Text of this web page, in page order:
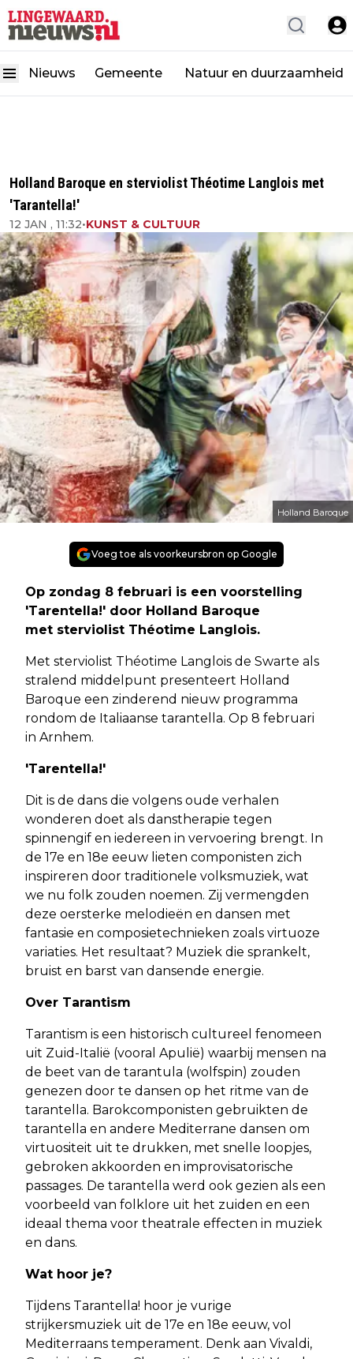
Nieuws Gemeente Natuur en duurzaamheid
Holland Baroque en sterviolist Théotime Langlois met
'Tarantella!'
12 JAN , 11:32•KUNST & CULTUUR
Holland Baroque
Voeg toe als voorkeursbron op Google
Op zondag 8 februari is een voorstelling
'Tarentella!' door Holland Baroque
met sterviolist Théotime Langlois.
Met sterviolist Théotime Langlois de Swarte als
stralend middelpunt presenteert Holland
Baroque een zinderend nieuw programma
rondom de Italiaanse tarantella. Op 8 februari
in Arnhem.
'Tarentella!'
Dit is de dans die volgens oude verhalen
wonderen doet als danstherapie tegen
spinnengif en iedereen in vervoering brengt. In
de 17e en 18e eeuw lieten componisten zich
inspireren door traditionele volksmuziek, wat
we nu folk zouden noemen. Zij vermengden
deze oersterke melodieën en dansen met
fantasie en composietechnieken zoals virtuoze
variaties. Het resultaat? Muziek die sprankelt,
bruist en barst van dansende energie.
Over Tarantism
Tarantism is een historisch cultureel fenomeen
uit Zuid-Italië (vooral Apulië) waarbij mensen na
de beet van de tarantula (wolfspin) zouden
genezen door te dansen op het ritme van de
tarantella. Barokcomponisten gebruikten de
tarantella en andere Mediterrane dansen om
virtuositeit uit te drukken, met snelle loopjes,
gebroken akkoorden en improvisatorische
passages. De tarantella werd ook gezien als een
voorbeeld van folklore uit het zuiden en een
ideaal thema voor theatrale effecten in muziek
en dans.
Wat hoor je?
Tijdens Tarantella! hoor je vurige
strijkersmuziek uit de 17e en 18e eeuw, vol
Mediterraans temperament. Denk aan Vivaldi,